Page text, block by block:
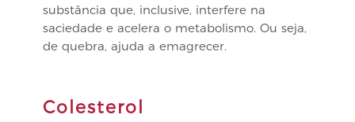
substância que, inclusive, interfere na
saciedade e acelera o metabolismo. Ou seja,
de quebra, ajuda a emagrecer.
Colesterol